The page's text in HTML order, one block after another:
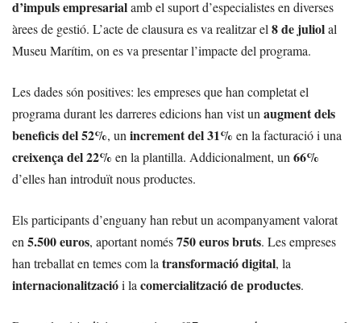
d’impuls empresarialamb el suport d’especialistes en diverses
àrees de gestió. L’acte de clausura es va realitzar el 8 de juliolal
Museu Marítim, on es va presentar l’impacte del programa.
Les dades són positives: les empreses que han completat el
programa durant les darreres edicions han vist un augment dels
beneficis del 52%, un increment del 31% en la facturació i una
creixença del 22% en la plantilla. Addicionalment, un 66%
d’elles han introduït nous productes.
Els participants d’enguany han rebut un acompanyament valorat
en 5.500 euros, aportant només750 euros bruts. Les empreses
han treballat en temes com la transformació digital, la
internacionalitzaciói la comercialització de productes.